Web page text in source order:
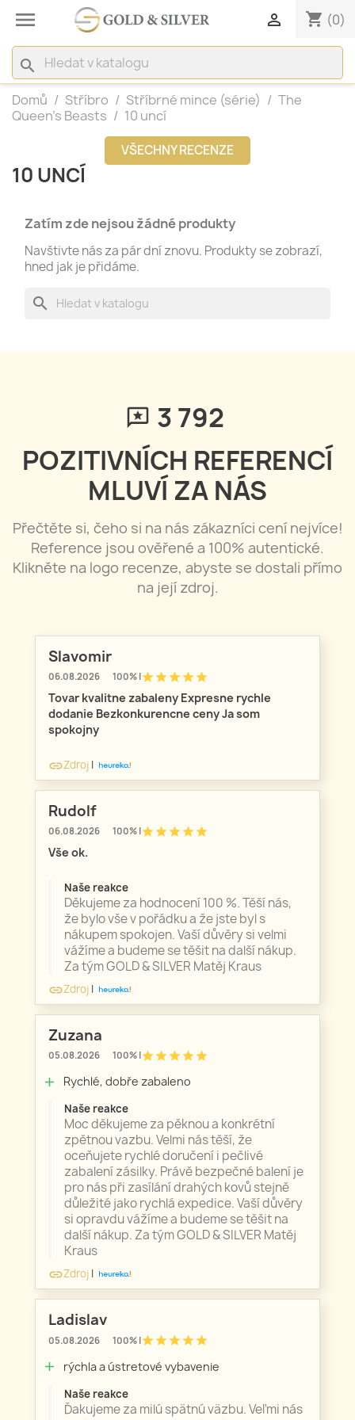
 shopping_cart (0)

search
Domů Stříbro Stříbrné mince (série)
The
Queen's Beasts
10 uncí
VŠECHNY RECENZE
10 UNCÍ
Zatím zde nejsou žádné produkty
Navštivte nás za pár dní znovu. Produkty se zobrazí,
hned jak je přidáme.
search
3 792
POZITIVNÍCH REFERENCÍ
MLUVÍ ZA NÁS
Přečtěte si, čeho si na nás zákazníci cení nejvíce!
Reference jsou ověřené a 100% autentické.
Klikněte na logo recenze, abyste se dostali přímo
na její zdroj.
Slavomir
06.08.2026 100% |starstarstarstarstar
Tovar kvalitne zabaleny Expresne rychle
dodanie Bezkonkurencne ceny Ja som
spokojny
linkZdroj |
Rudolf
06.08.2026 100% |starstarstarstarstar
Vše ok.
Naše reakce
Děkujeme za hodnocení 100 %. Těší nás,
že bylo vše v pořádku a že jste byl s
nákupem spokojen. Vaší důvěry si velmi
vážíme a budeme se těšit na další nákup.
Za tým GOLD & SILVER Matěj Kraus
linkZdroj |
Zuzana
05.08.2026 100% |starstarstarstarstar
add Rychlé, dobře zabaleno
Naše reakce
Moc děkujeme za pěknou a konkrétní
zpětnou vazbu. Velmi nás těší, že
oceňujete rychlé doručení i pečlivé
zabalení zásilky. Právě bezpečné balení je
pro nás při zasílání drahých kovů stejně
důležité jako rychlá expedice. Vaší důvěry
si opravdu vážíme a budeme se těšit na
další nákup. Za tým GOLD & SILVER Matěj
Kraus
linkZdroj |
Ladislav
05.08.2026 100% |starstarstarstarstar
add rýchla a ústretové vybavenie
Naše reakce
Ďakujeme za milú spätnú väzbu. Veľmi nás